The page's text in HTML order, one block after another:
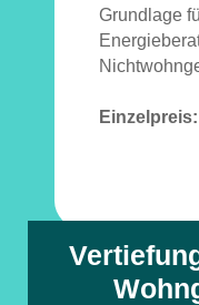
Grundlage
Einzelpreis: